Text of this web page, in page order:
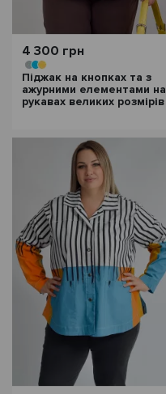
4 300 грн
Піджак на кнопках та з
ажурними елементами на
рукавах великих розмірів